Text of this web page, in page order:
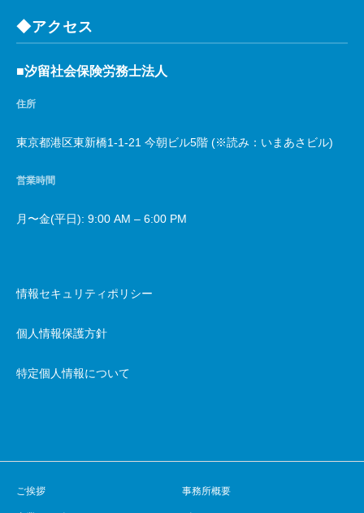
◆アクセス
■汐留社会保険労務士法人
住所
東京都港区東新橋1-1-21 今朝ビル5階 (※読み：いまあさビル)
営業時間
月〜金(平日): 9:00 AM – 6:00 PM
情報セキュリティポリシー
個人情報保護方針
特定個人情報について
ご挨拶 事務所概要